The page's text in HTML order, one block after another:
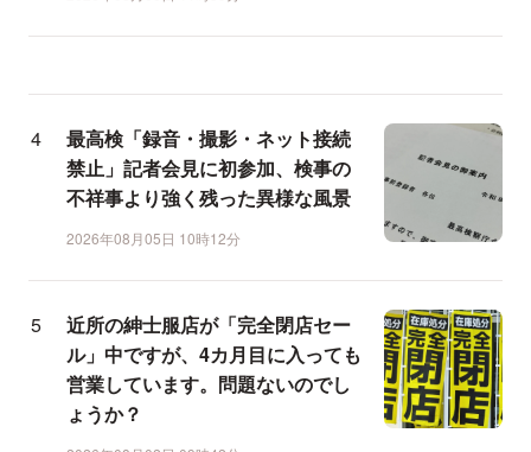
最高検「録音・撮影・ネット接続
禁止」記者会見に初参加、検事の
不祥事より強く残った異様な風景
2026年08月05日 10時12分
近所の紳士服店が「完全閉店セー
ル」中ですが、4カ月目に入っても
営業しています。問題ないのでし
ょうか？